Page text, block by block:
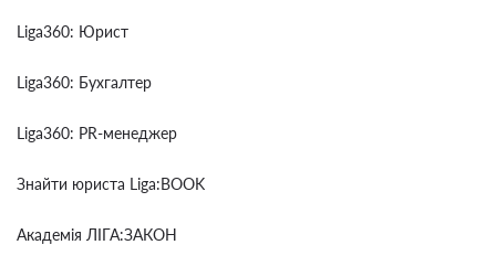
Liga360: Юрист
Liga360: Бухгалтер
Liga360: PR-менеджер
Знайти юриста Liga:BOOK
Академія ЛІГА:ЗАКОН